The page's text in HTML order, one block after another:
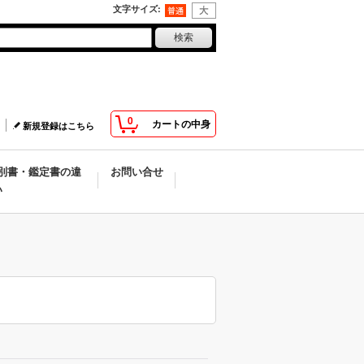
文字サイズ:
0 カートの中身
新規登録はこちら
書・鑑定書の違
お問い合せ